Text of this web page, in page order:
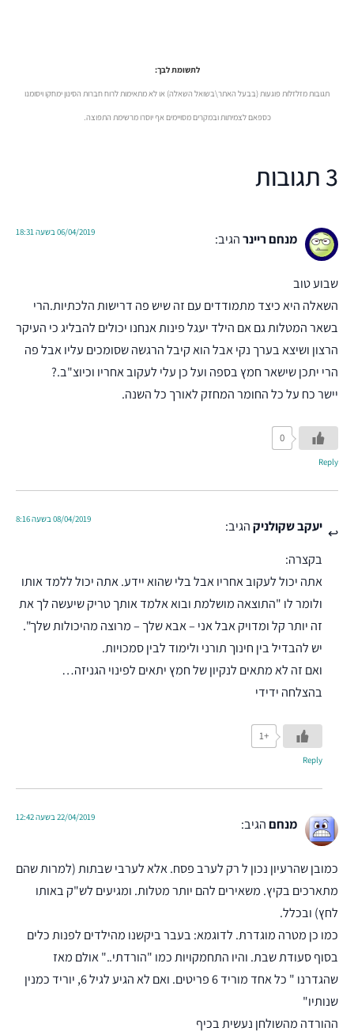
לתשומת לבך:
תגובות מזלזלות פוגעות (בבעל האתר\בשואל השאלה) או לא מתאימות לרוח חברות הסינון ימחקו ויסומנו
כספאם לצמיתות ובמקרים מסויימים אף יוסרו מרשימת התפוצה.
3 תגובות
מנחם ריינרהגיב: 06/04/2019 בשעה 18:31
שבוע טוב
השאלה היא כיצד מתמודדים עם זה שיש פה דרישות הלכתיות.הרי
בשאר המטלות גם אם הילד יעגל פינות אנחנו יכולים להבליג כי העיקר
הרצון ושיצא בערך נקי אבל הוא קיבל הרגשה שסומכים עליו אבל פה
הרי יתכן שישאר חמץ בספה ועל כן עלי לעקוב אחריו וכיוצ"ב.?
יישר כח על כל החומר המחזק לאורך כל השנה.
0
Reply
יעקב שקולניקהגיב: 08/04/2019 בשעה 8:16
בקצרה:
אתה יכול לעקוב אחריו אבל בלי שהוא יידע. אתה יכול ללמד אותו
ולומר לו "התוצאה מושלמת ובוא אלמד אותך טריק שיעשה לך את
זה יותר קל ומדויק אבל אני – אבא שלך – מרוצה מהיכולות שלך".
יש להבדיל בין חינוך תורני ולימוד לבין סמכויות.
ואם זה לא מתאים לנקיון של חמץ יתאים לפינוי הגניזה…
בהצלחה ידידי
+1
Reply
מנחםהגיב: 22/04/2019 בשעה 12:42
כמובן שהרעיון נכון ל רק לערב פסח. אלא לערבי שבתות (למרות שהם
מתארכים בקיץ. משאירים להם יותר מטלות. ומגיעים לש"ק באותו
לחץ) ובכלל.
כמו כן מטרה מוגדרת. לדוגמא: בעבר ביקשנו מהילדים לפנות כלים
בסוף סעודת שבת. והיו התחמקויות כמו "הורדתי.." אולם מאז
שהגדרנו " כל אחד מוריד 6 פריטים. ואם לא הגיע לגיל 6, יוריד כמנין
שנותיו"
ההורדה מהשולחן נעשית בכיף